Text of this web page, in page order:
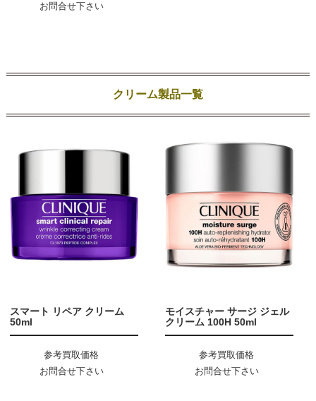
お問合せ下さい
クリーム製品一覧
スマート リペア クリーム
50ml
参考買取価格
お問合せ下さい
モイスチャー サージ ジェル
クリーム 100H 50ml
参考買取価格
お問合せ下さい